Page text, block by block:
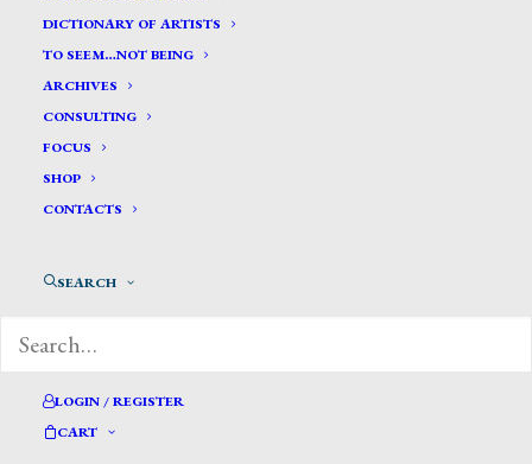
DICTIONARY OF ARTISTS
TO SEEM…NOT BEING
ARCHIVES
CONSULTING
FOCUS
SHOP
CONTACTS
SEARCH
LOGIN / REGISTER
CART
Petrocelli Vincenzo *
Cervaro (Frosinone) 1823 – Napoli 1896
maestri e si dedicò a temi storici e letterari. Dopo
avere esordito alla Mostra Borbonica del 1839,